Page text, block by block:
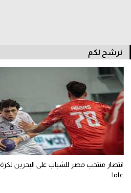
تحليل في الجول
حكايات في الجول
كويز في الجول
فيديو في الجول
نرشح لكم
عاما